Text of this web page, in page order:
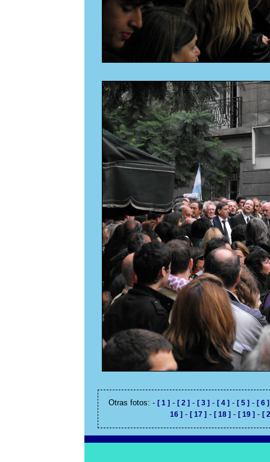
Otras fotos: - [ 1 ]- [ 2 ]- [ 3 ]- [ 4 ]- [ 5 ]- [ 6 ]
16 ]- [ 17 ]- [ 18 ]- [ 19 ]- [